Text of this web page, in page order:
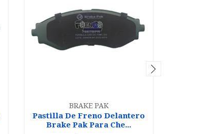
BRAKE PAK
Pastilla De Freno Delantero
Brake Pak Para Che...